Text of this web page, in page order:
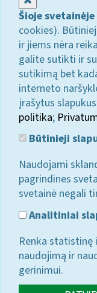
Šioje
cookies).
ir jiems nėra
galite sutikti ir
sutikimą bet
interneto
įrašytus
politika;
Būtinieji
Naudojami
pagrindines
svetainė negali
Analitiniai
Renka statistinę
naudojimą ir
gerinimui.